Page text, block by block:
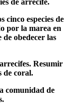
cinco especies de
por la marea en
de obedecer las
Resumir
de coral.
comunidad de